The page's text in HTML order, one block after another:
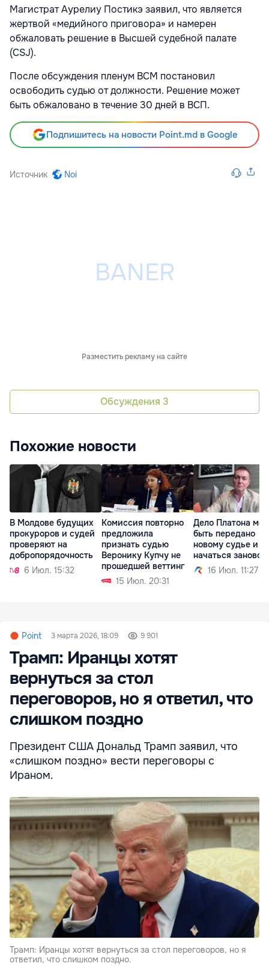
Магистрат Аурелиу Постикэ заявил, что является
жертвой «медийного приговора» и намерен
обжаловать решение в Высшей судебной палате
(CSJ).
После обсуждения пленум ВСМ постановил
освободить судью от должности. Решение может
быть обжаловано в течение 30 дней в ВСП.
Подпишитесь на новости Point.md в Google
Источник Noi
Разместить рекламу на сайте
Обсуждения 3
Похожие новости
В Молдове будущих
прокуроров и судей
проверяют на
добропорядочность
6 Июл. 15:32
Комиссия повторно
предложила
признать судью
Веронику Купчу не
прошедшей веттинг
15 Июл. 20:31
Дело Платона
быть передано
новому судье и
начаться заново
16 Июл. 11:27
Point 3 марта 2026, 18:09 9 901
Трамп: Иранцы хотят
вернуться за стол
переговоров, но я ответил, что
слишком поздно
Президент США Дональд Трамп заявил, что
«слишком поздно» вести переговоры с
Ираном.
Трамп: Иранцы хотят вернуться за стол переговоров, но я
ответил, что слишком поздно.